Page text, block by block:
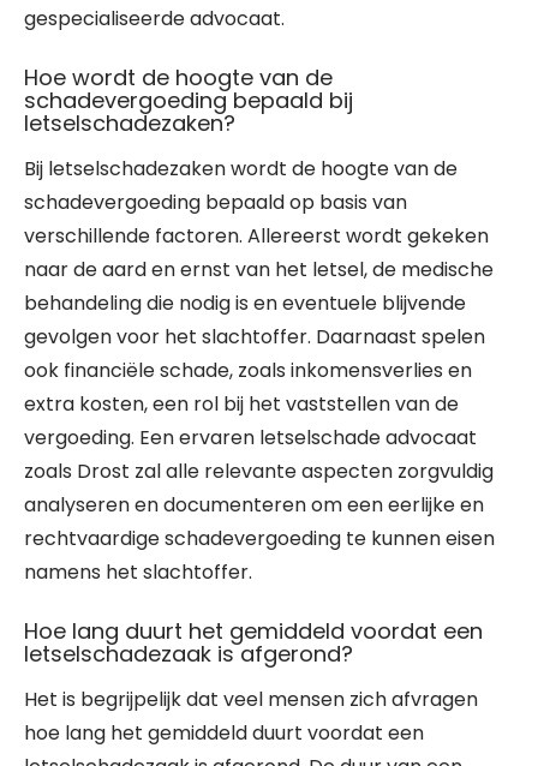
gespecialiseerde advocaat.
Hoe wordt de hoogte van de
schadevergoeding bepaald bij
letselschadezaken?
Bij letselschadezaken wordt de hoogte van de
schadevergoeding bepaald op basis van
verschillende factoren. Allereerst wordt gekeken
naar de aard en ernst van het letsel, de medische
behandeling die nodig is en eventuele blijvende
gevolgen voor het slachtoffer. Daarnaast spelen
ook financiële schade, zoals inkomensverlies en
extra kosten, een rol bij het vaststellen van de
vergoeding. Een ervaren letselschade advocaat
zoals Drost zal alle relevante aspecten zorgvuldig
analyseren en documenteren om een eerlijke en
rechtvaardige schadevergoeding te kunnen eisen
namens het slachtoffer.
Hoe lang duurt het gemiddeld voordat een
letselschadezaak is afgerond?
Het is begrijpelijk dat veel mensen zich afvragen
hoe lang het gemiddeld duurt voordat een